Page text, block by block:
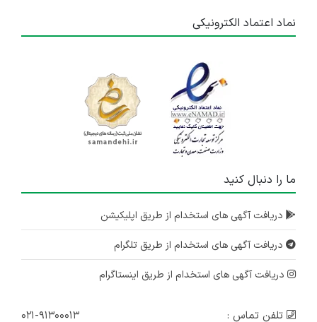
نماد اعتماد الکترونیکی
ما را دنبال کنید
دریافت آگهی های استخدام از طریق اپلیکیشن
دریافت آگهی های استخدام از طریق تلگرام
دریافت آگهی های استخدام از طریق اینستاگرام
تلفن تماس : ۰۲۱-۹۱۳۰۰۰۱۳